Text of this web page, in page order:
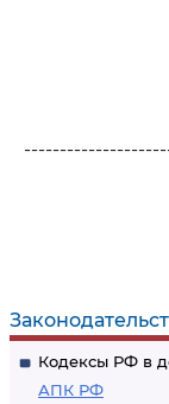
Кодексы РФ в
АПК РФ